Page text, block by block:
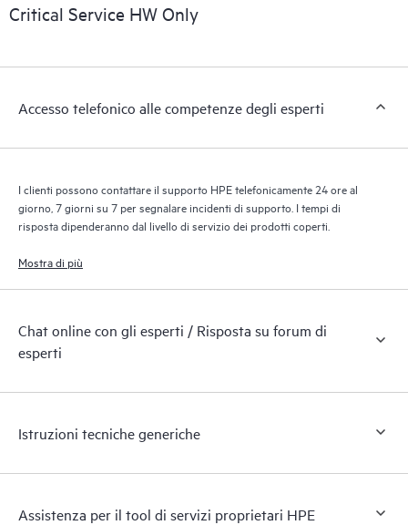
le modalità di interazione reciproca di tali prodotti. Con i nuovi
senza dover aprire una richiesta di supporto, nonché accedere
servizio HPE Tech Care, è possibile accedere a risorse HPE utili
prestazioni, dall’edge al cloud.
Critical Service HW Only
Accesso telefonico alle competenze degli esperti
I clienti possono contattare il supporto HPE telefonicamente 24 ore al
giorno, 7 giorni su 7 per segnalare incidenti di supporto. I tempi di
risposta dipenderanno dal livello di servizio dei prodotti coperti.
Mostra di più
Chat online con gli esperti / Risposta su forum di
esperti
Istruzioni tecniche generiche
Assistenza per il tool di servizi proprietari HPE